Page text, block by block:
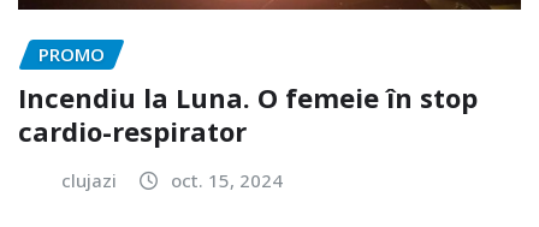
PROMO
Incendiu la Luna. O femeie în stop
cardio-respirator
clujazi oct. 15, 2024